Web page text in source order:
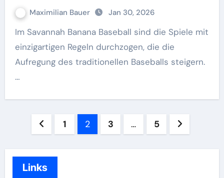
Maximilian Bauer Jan 30, 2026
Im Savannah Banana Baseball sind die Spiele mit
einzigartigen Regeln durchzogen, die die
Aufregung des traditionellen Baseballs steigern.
…
Posts
1 2 3 … 5
Links